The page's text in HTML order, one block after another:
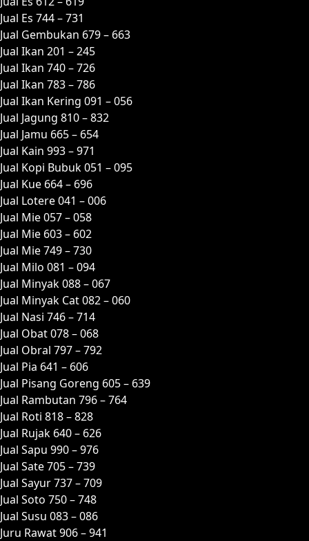
Jual Es 744 – 731
Jual Gembukan 679 – 663
Jual Ikan 201 – 245
Jual Ikan 740 – 726
Jual Ikan 783 – 786
Jual Ikan Kering 091 – 056
Jual Jagung 810 – 832
Jual Jamu 665 – 654
Jual Kain 993 – 971
Jual Kopi Bubuk 051 – 095
Jual Kue 664 – 696
Jual Lotere 041 – 006
Jual Mie 057 – 058
Jual Mie 603 – 602
Jual Mie 749 – 730
Jual Milo 081 – 094
Jual Minyak 088 – 067
Jual Minyak Cat 082 – 060
Jual Nasi 746 – 714
Jual Obat 078 – 068
Jual Obral 797 – 792
Jual Pia 641 – 606
Jual Pisang Goreng 605 – 639
Jual Rambutan 796 – 764
Jual Roti 818 – 828
Jual Rujak 640 – 626
Jual Sapu 990 – 976
Jual Sate 705 – 739
Jual Sayur 737 – 709
Jual Soto 750 – 748
Jual Susu 083 – 086
Juru Rawat 906 – 941